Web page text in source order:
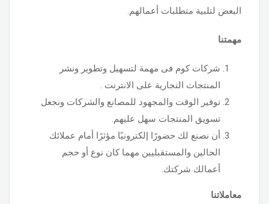
البعض لتلبية متطلبات أعمالهم.
مهمتنا
شركات كوم فى مهمة لتسهيل وتطوير ونشر
المنتجات التجارية على الانترنت .
توفير الوقت والمجهود للمصانع والشركات ونجعل
تسويق المنتجات سهل عليهم.
أن نصنع لك حضورًا إلكترونيًا مؤثرًا أمام عملائك
الحالين والمستقبليين مهما كان نوع أو حجم
أعمالك شركتك.
معاملاتنا